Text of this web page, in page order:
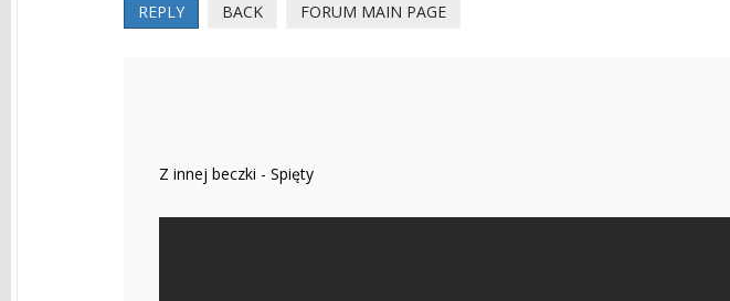
REPLY BACK FORUM MAIN PAGE
Z innej beczki - Spięty